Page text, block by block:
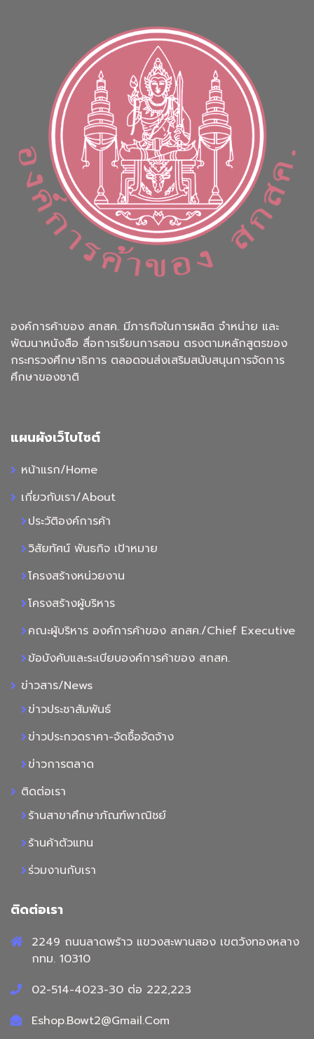
องค์การค้าของ สกสค. มีภารกิจในการผลิต จำหน่าย และ
พัฒนาหนังสือ สื่อการเรียนการสอน ตรงตามหลักสูตรของ
กระทรวงศึกษาธิการ ตลอดจนส่งเสริมสนับสนุนการจัดการ
ศึกษาของชาติ
แผนผังเว็ไบไซต์
หน้าแรก/Home
เกี่ยวกับเรา/About
ประวัติองค์การค้า
วิสัยทัศน์ พันธกิจ เป้าหมาย
โครงสร้างหน่วยงาน
โครงสร้างผู้บริหาร
คณะผู้บริหาร องค์การค้าของ สกสค./Chief Executive
ข้อบังคับและระเบียบองค์การค้าของ สกสค.
ข่าวสาร/News
ข่าวประชาสัมพันธ์
ข่าวประกวดราคา-จัดซื้อจัดจ้าง
ข่าวการตลาด
ติดต่อเรา
ร้านสาขาศึกษาภัณฑ์พาณิชย์
ร้านค้าตัวแทน
ร่วมงานกับเรา
ติดต่อเรา
2249 ถนนลาดพร้าว แขวงสะพานสอง เขตวังทองหลาง
กทม. 10310
02-514-4023-30 ต่อ 222,223
Eshop.Bowt2@Gmail.Com